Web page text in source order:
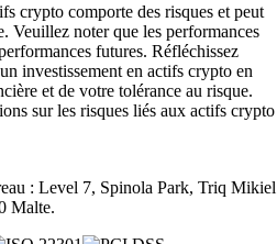
crypto comporte des risques et peut
Veuillez noter que les performances
futures. Réfléchissez
investissement en actifs crypto en
et de votre tolérance au risque.
sur les risques liés aux actifs crypto
: Level 7, Spinola Park, Triq Mikiel
Malte.